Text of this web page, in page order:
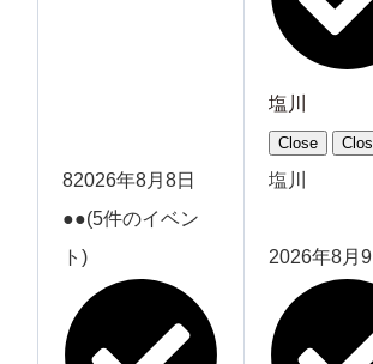
82026年8月8日
●●(5件のイベン
ト)
塩川
Close
塩川
2026年8月9